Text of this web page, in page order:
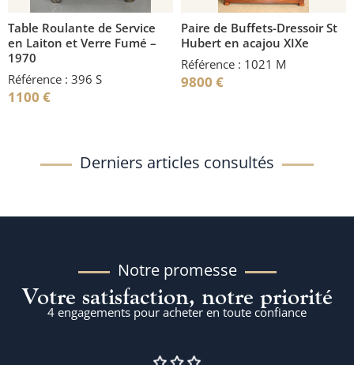
Table Roulante de Service
en Laiton et Verre Fumé –
1970
Référence : 396 S
1100 €
Paire de Buffets-Dressoir St
Hubert en acajou XIXe
Référence : 1021 M
9800 €
Derniers articles consultés
Notre promesse
Votre satisfaction, notre priorité
4 engagements pour acheter en toute confiance